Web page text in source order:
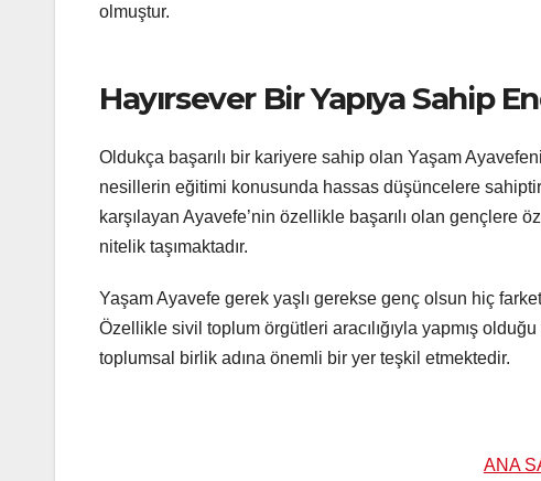
olmuştur.
Hayırsever Bir Yapıya Sahip
Oldukça başarılı bir kariyere sahip olan Yaşam
nesillerin eğitimi konusunda hassas düşüncelere
karşılayan Ayavefe’nin özellikle başarılı olan gençlere
nitelik taşımaktadır.
Yaşam Ayavefe gerek yaşlı gerekse genç olsun hiç
Özellikle sivil toplum örgütleri aracılığıyla yapmış
toplumsal birlik adına önemli bir yer teşkil etmektedir.
ANA